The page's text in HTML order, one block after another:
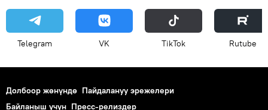
Telegram VK ТikТоk Rutube
Долбоор жөнүндө Пайдалануу эрежелери
Байланыш үчүн Пресс-релиздер